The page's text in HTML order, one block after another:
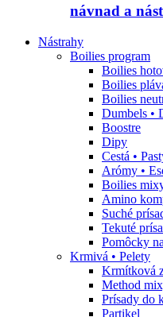
návnad a
Nástrahy
Boilies program
Boilies
Boilies
Boilies
Dumbels •
Boostre
Dipy
Cestá •
Arómy •
Boilies
Amino
Suché
Tekuté
Pomôcky
Krmivá • Pelety
Krmítková
Method
Prísady do
Partikel